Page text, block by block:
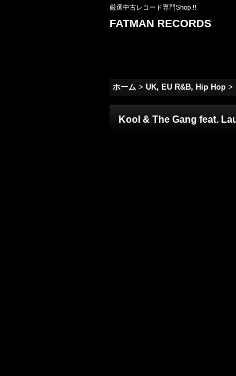
厳選中古レコード専門Shop !!
FATMAN RECORDS
ホーム > UK, EU R&B, Hip Hop >
Kool & The Gang feat.